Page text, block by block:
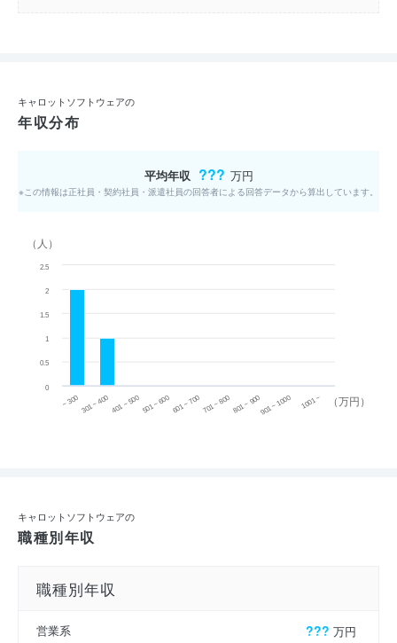
キャロットソフトウェアの
年収分布
平均年収 ??? 万円
※この情報は正社員・契約社員・派遣社員の回答者による回答データから算出しています。
（万円）
（人）
~ 300 301 ~ 400 401 ~ 500501 ~ 600601 ~ 700701 ~ 800801 ~ 900901 ~ 1000 1001 ~
0
0.5
1
1.5
2
2.5
キャロットソフトウェアの
職種別年収
職種別年収
営業系 ??? 万円